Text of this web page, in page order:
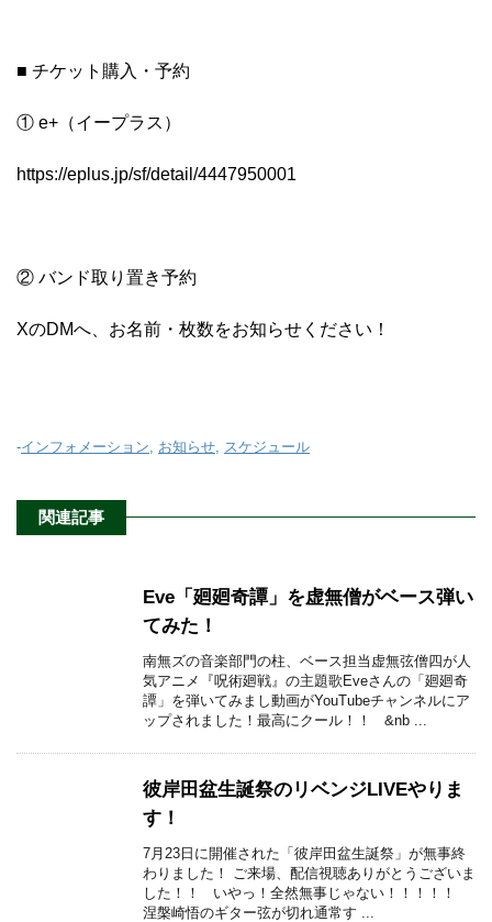
■ チケット購入・予約
① e+（イープラス）
https://eplus.jp/sf/detail/4447950001
② バンド取り置き予約
XのDMへ、お名前・枚数をお知らせください！
-インフォメーション お知らせ スケジュール
関連記事
Eve「廻廻奇譚」を虚無僧がベース弾い
てみた！
南無ズの音楽部門の柱、ベース担当虚無弦僧四が人
気アニメ『呪術廻戦』の主題歌Eveさんの「廻廻奇
譚」を弾いてみまし動画がYouTubeチャンネルにア
ップされました！最高にクール！！ &nb ...
彼岸田盆生誕祭のリベンジLIVEやりま
す！
7月23日に開催された「彼岸田盆生誕祭」が無事終
わりました！ ご来場、配信視聴ありがとうございま
した！！ いやっ！全然無事じゃない！！！！！
涅槃崎悟のギター弦が切れ通常す ...